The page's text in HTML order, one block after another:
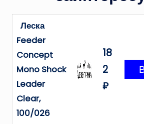
Леска
Feeder
Concept
Mono Shock
Leader
Clear,
100/026
18
2
₽